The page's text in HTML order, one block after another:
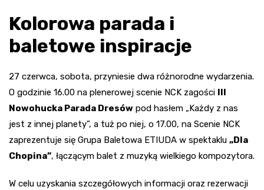
Kolorowa parada i
baletowe inspiracje
27 czerwca, sobota, przyniesie dwa różnorodne wydarzenia.
O godzinie 16.00 na plenerowej scenie NCK zagości III
Nowohucka Parada Dresów pod hasłem „Każdy z nas
jest z innej planety”, a tuż po niej, o 17.00, na Scenie NCK
zaprezentuje się Grupa Baletowa ETIUDA w spektaklu „Dla
Chopina”, łączącym balet z muzyką wielkiego kompozytora.
W celu uzyskania szczegółowych informacji oraz rezerwacji